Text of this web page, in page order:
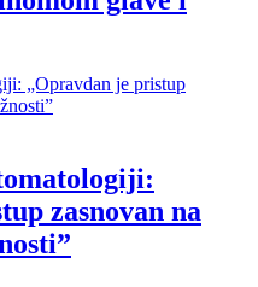
zasnovan na